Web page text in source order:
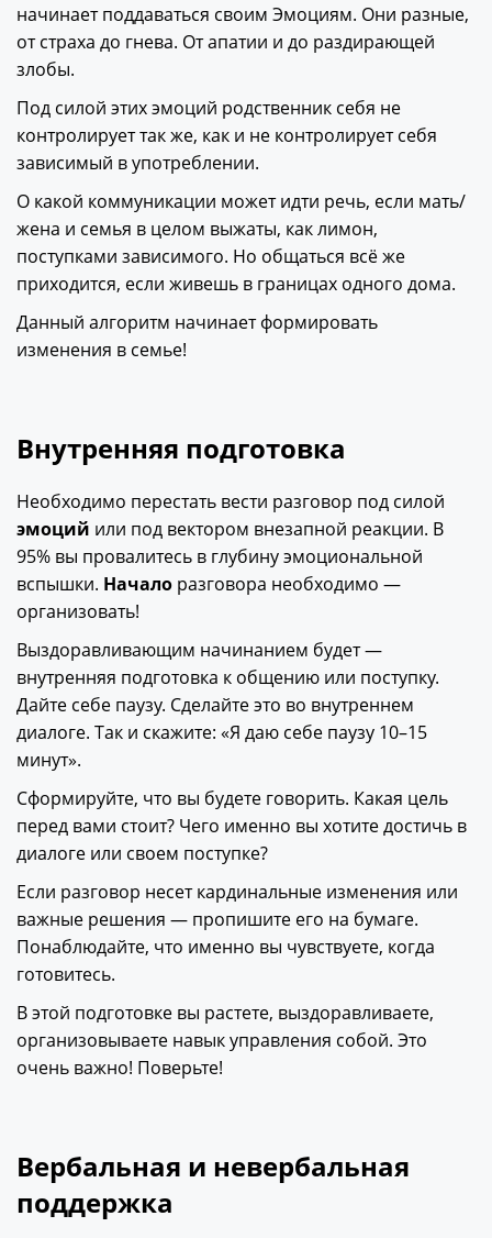
начинает поддаваться своим Эмоциям. Они разные,
от страха до гнева. От апатии и до раздирающей
злобы.
Под силой этих эмоций родственник себя не
контролирует так же, как и не контролирует себя
зависимый в употреблении.
О какой коммуникации может идти речь, если мать/
жена и семья в целом выжаты, как лимон,
поступками зависимого. Но общаться всё же
приходится, если живешь в границах одного дома.
Данный алгоритм начинает формировать
изменения в семье!
Внутренняя подготовка
Необходимо перестать вести разговор под силой
эмоций или под вектором внезапной реакции. В
95% вы провалитесь в глубину эмоциональной
вспышки. Начало разговора необходимо —
организовать!
Выздоравливающим начинанием будет —
внутренняя подготовка к общению или поступку.
Дайте себе паузу. Сделайте это во внутреннем
диалоге. Так и скажите: «Я даю себе паузу 10–15
минут».
Сформируйте, что вы будете говорить. Какая цель
перед вами стоит? Чего именно вы хотите достичь в
диалоге или своем поступке?
Если разговор несет кардинальные изменения или
важные решения — пропишите его на бумаге.
Понаблюдайте, что именно вы чувствуете, когда
готовитесь.
В этой подготовке вы растете, выздоравливаете,
организовываете навык управления собой. Это
очень важно! Поверьте!
Вербальная и невербальная
поддержка